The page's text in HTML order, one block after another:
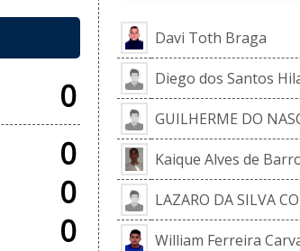
0
0
0
0
Davi Toth Braga
Diego dos Santos
GUILHERME DO
Kaique Alves de
LAZARO DA SILVA
William Ferreira